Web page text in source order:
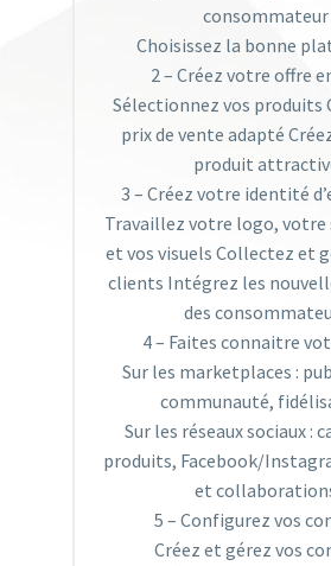
consommateur
Choisissez la bonne
2 – Créez votre offre
Sélectionnez vos produits
prix de vente adapté
produit
3 – Créez votre identité
Travaillez votre logo,
et vos visuels Collectez et
clients Intégrez les
des
4 – Faites connaitre
Sur les marketplaces :
communauté,
Sur les réseaux sociaux :
produits, Facebook/
et
5 – Configurez vos
Créez et gérez vos